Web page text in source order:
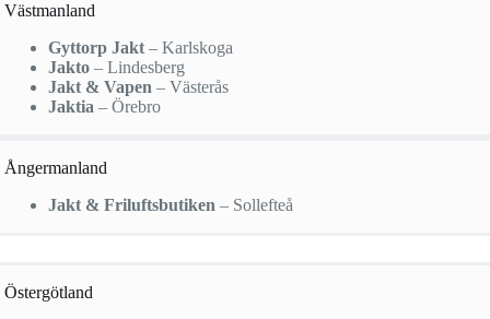
Västmanland
Gyttorp Jakt – Karlskoga
Jakto – Lindesberg
Jakt & Vapen – Västerås
Jaktia – Örebro
Ångermanland
Jakt & Friluftsbutiken – Sollefteå
Östergötland